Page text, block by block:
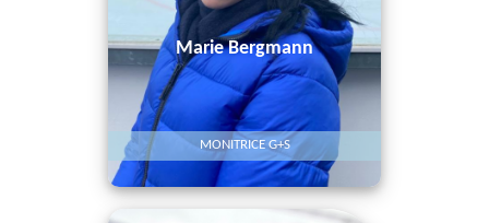
Marie Bergmann
MONITRICE G+S